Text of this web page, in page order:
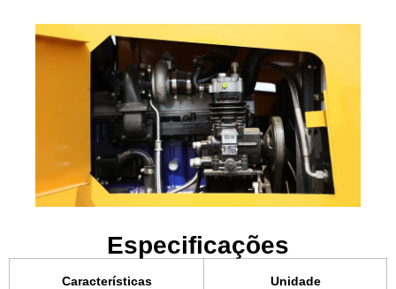
Especificações
Características Unidade